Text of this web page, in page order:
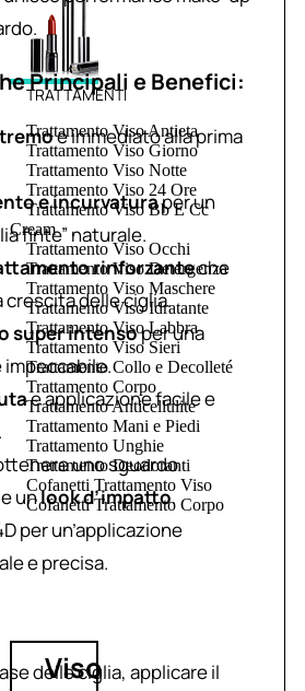
TRATTAMENTI
Trattamento Viso Antieta
Trattamento Viso Giorno
Trattamento Viso Notte
Trattamento Viso 24 Ore
Trattamento Viso Bb E Cc
Cream
Trattamento Viso Occhi
Trattamento Viso Detergenza
Trattamento Viso Maschere
Trattamento Viso Idratante
Trattamento Viso Labbra
Trattamento Viso Sieri
Trattamento Collo e Decolleté
Trattamento Corpo
Trattamento Anticellulite
Trattamento Mani e Piedi
Trattamento Unghie
Trattamento Deodoranti
Cofanetti Trattamento Viso
Cofanetti Trattamento Corpo
Viso
Principali e Benefici:
e immediato alla prima
e incurvaturaper un
finte” naturale.
rinforzanteche
crescita delle ciglia.
super intensoper una
e applicazione facile e
uno sguardo
unlook d’impatto.
per un’applicazione
e precisa.
delle ciglia, applicare il